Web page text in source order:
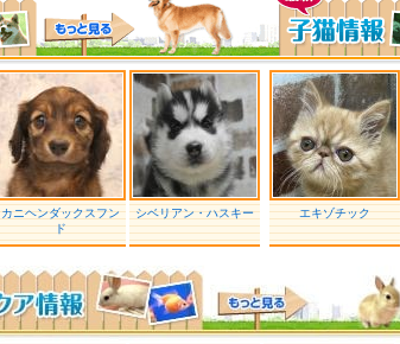
カニヘンダックスフン
ド
シベリアン・ハスキー エキゾチック